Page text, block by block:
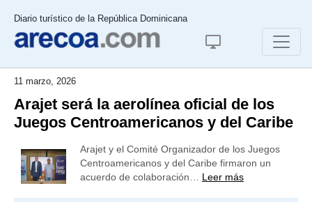
Diario turístico de la República Dominicana
11 marzo, 2026
Arajet será la aerolínea oficial de los
Juegos Centroamericanos y del Caribe
Arajet y el Comité Organizador de los Juegos
Centroamericanos y del Caribe firmaron un
acuerdo de colaboración… Leer más